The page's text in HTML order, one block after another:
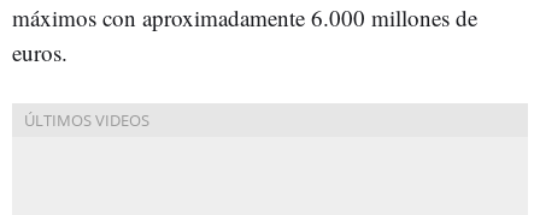
máximos con aproximadamente 6.000 millones de
euros.